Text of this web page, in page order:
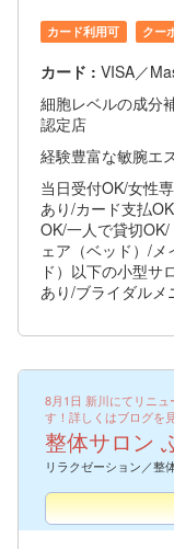
カード利用可 クー
カード : VISA／
細胞レベルの成分
認定店
経験豊富な敏腕エ
当日受付OK/女性
あり/カード支払
OK/一人で貸切
ェア（ベッド）/
ド）以下の小型サ
あり/ブライダルメ
8月1日 新川にてリニ
す！詳しくはブログを
整体サロン
リラクゼーション／整